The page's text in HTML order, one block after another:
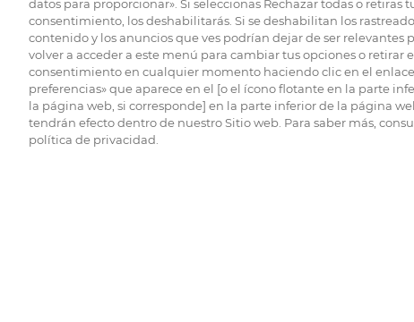
datos para proporcionar». Si seleccionas Rechazar todas o retiras
consentimiento, los deshabilitarás. Si se deshabilitan los
contenido y los anuncios que ves podrían dejar de ser relevantes
volver a acceder a este menú para cambiar tus opciones o retirar
consentimiento en cualquier momento haciendo clic en el enlace
preferencias» que aparece en el [o el ícono flotante en la parte
la página web, si corresponde] en la parte inferior de la página
tendrán efecto dentro de nuestro Sitio web. Para saber más,
política de privacidad.